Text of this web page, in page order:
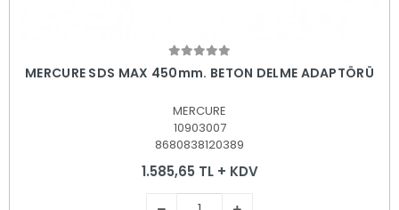
Sepete Ekle
MERCURE SDS MAX 450mm. BETON DELME ADAPTÖRÜ
MERCURE
10903007
8680838120389
1.585,65 TL + KDV